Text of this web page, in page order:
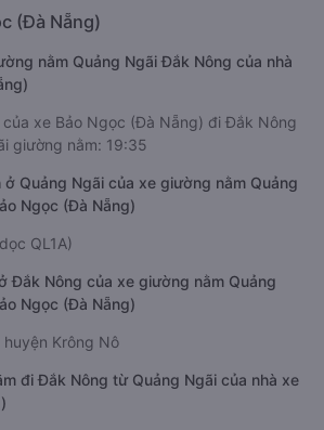
(Đà Nẵng)
nằm Quảng Ngãi Đắk Nông của nhà
của xe Bảo Ngọc (Đà Nẵng) đi Đắk Nông
giường nằm: 19:35
Quảng Ngãi của xe giường nằm Quảng
Ngọc (Đà Nẵng)
QL1A)
Đắk Nông của xe giường nằm Quảng
Ngọc (Đà Nẵng)
Krông Nô
đi Đắk Nông từ Quảng Ngãi của nhà xe